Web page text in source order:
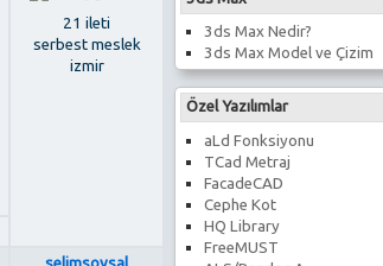
3ds Max Nedir?
3ds Max Model ve Çizim
Özel Yazılımlar
aLd Fonksiyonu
TCad Metraj
FacadeCAD
Cephe Kot
HQ Library
FreeMUST
21 ileti
serbest meslek
izmir